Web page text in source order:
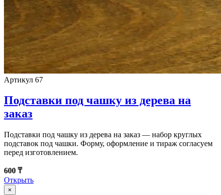
Артикул 67
Подставки под чашку из дерева на
заказ
Подставки под чашку из дерева на заказ — набор круглых
подставок под чашки. Форму, оформление и тираж согласуем
перед изготовлением.
600 ₸
Открыть
×